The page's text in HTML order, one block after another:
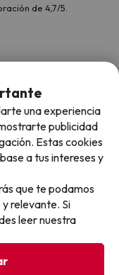
de 4,7/5.
una experiencia
publicidad
Estas cookies
a tus intereses y
que te podamos
relevante. Si
leer nuestra